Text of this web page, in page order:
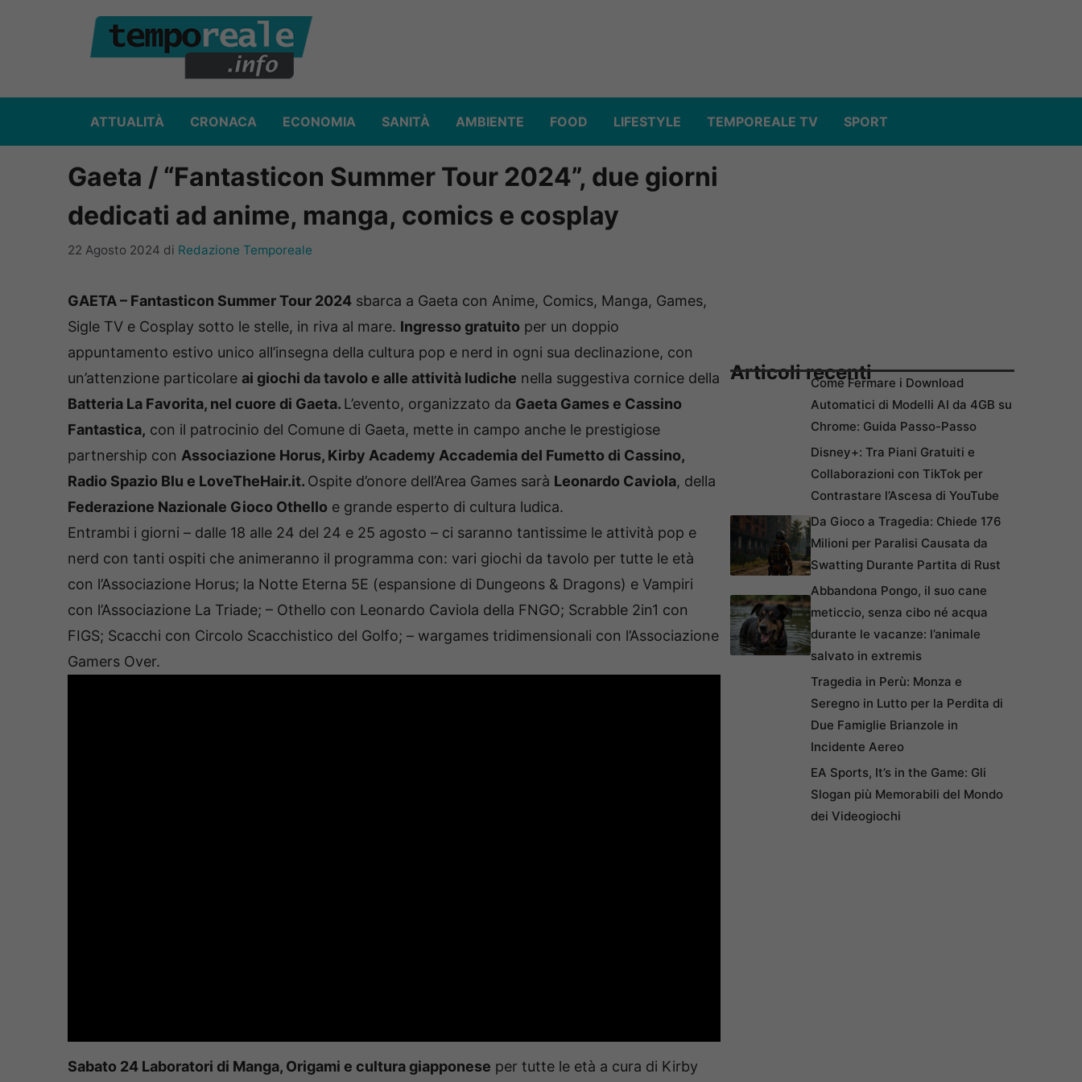
ATTUALITÀ CRONACA ECONOMIA SANITÀ AMBIENTE FOOD LIFESTYLE TEMPOREALE TV SPORT
Gaeta / “Fantasticon Summer Tour 2024”, due giorni
dedicati ad anime, manga, comics e cosplay
22 Agosto 2024 di Redazione Temporeale
GAETA – Fantasticon Summer Tour 2024 sbarca a Gaeta con Anime, Comics, Manga, Games,
Sigle TV e Cosplay sotto le stelle, in riva al mare. Ingresso gratuito per un doppio
appuntamento estivo unico all’insegna della cultura pop e nerd in ogni sua declinazione, con
un’attenzione particolare ai giochi da tavolo e alle attività ludiche nella suggestiva cornice della
Batteria La Favorita, nel cuore di Gaeta. L’evento, organizzato da Gaeta Games e Cassino
Fantastica, con il patrocinio del Comune di Gaeta, mette in campo anche le prestigiose
partnership con Associazione Horus, Kirby Academy Accademia del Fumetto di Cassino,
Radio Spazio Blu e LoveTheHair.it. Ospite d’onore dell’Area Games sarà Leonardo Caviola, della
Federazione Nazionale Gioco Othello e grande esperto di cultura ludica.
Entrambi i giorni – dalle 18 alle 24 del 24 e 25 agosto – ci saranno tantissime le attività pop e
nerd con tanti ospiti che animeranno il programma con: vari giochi da tavolo per tutte le età
con l’Associazione Horus; la Notte Eterna 5E (espansione di Dungeons & Dragons) e Vampiri
con l’Associazione La Triade; – Othello con Leonardo Caviola della FNGO; Scrabble 2in1 con
FIGS; Scacchi con Circolo Scacchistico del Golfo; – wargames tridimensionali con l’Associazione
Gamers Over.
Sabato 24 Laboratori di Manga, Origami e cultura giapponese per tutte le età a cura di Kirby
Articoli recentiCome Fermare i Download
Automatici di Modelli AI da 4GB su
Chrome: Guida Passo-Passo
Disney+: Tra Piani Gratuiti e
Collaborazioni con TikTok per
Contrastare l’Ascesa di YouTube
Da Gioco a Tragedia: Chiede 176
Milioni per Paralisi Causata da
Swatting Durante Partita di Rust
Abbandona Pongo, il suo cane
meticcio, senza cibo né acqua
durante le vacanze: l’animale
salvato in extremis
Tragedia in Perù: Monza e
Seregno in Lutto per la Perdita di
Due Famiglie Brianzole in
Incidente Aereo
EA Sports, It’s in the Game: Gli
Slogan più Memorabili del Mondo
dei Videogiochi